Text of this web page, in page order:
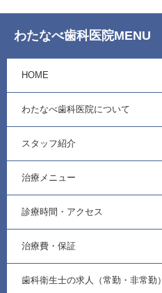
わたなべ歯科医院MENU
HOME
わたなべ歯科医院について
スタッフ紹介
治療メニュー
診療時間・アクセス
治療費・保証
歯科衛生士の求人（常勤・非常勤）